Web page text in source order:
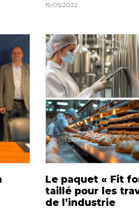
19/05/2022
Le paquet « Fit
taillé pour les
de l’industrie